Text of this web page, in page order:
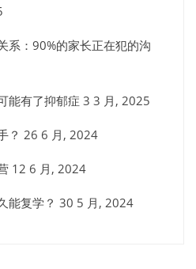
系：90%的家长正在犯的沟
能有了抑郁症 3 3 月, 2025
？ 26 6 月, 2024
12 6 月, 2024
能复学？ 30 5 月, 2024